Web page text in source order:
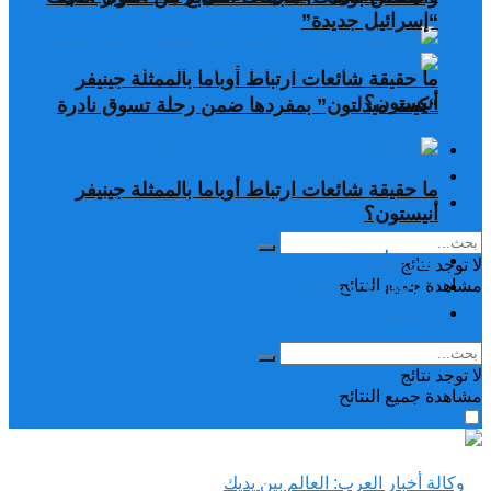
ما حقيقة شائعات ارتباط أوباما بالممثلة جينيفر
أنيستون؟
تغريدات
دراسات وبحوث
رياضة
لا توجد نتائج
مشاهدة جميع النتائح
“إسرائيل جديدة”
“كيت ميدلتون” بمفردها ضمن رحلة تسوق نادرة
ما حقيقة شائعات ارتباط أوباما بالممثلة جينيفر
أنيستون؟
تغريدات
دراسات وبحوث
لا توجد نتائج
مشاهدة جميع النتائح